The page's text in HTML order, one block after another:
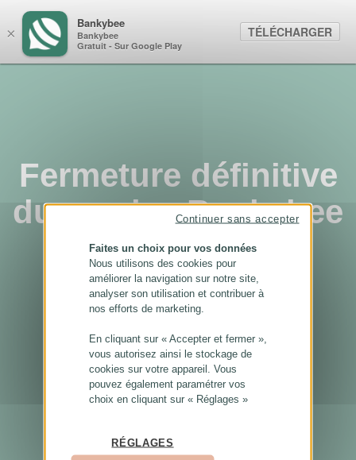
Fermeture définitive
du service Bankybee
...
×
Bankybee
Bankybee
Gratuit - Sur Google Play
TÉLÉCHARGER
Faites un choix pour vos données
Nous utilisons des cookies pour
améliorer la navigation sur notre site,
analyser son utilisation et contribuer à
nos efforts de marketing.
En cliquant sur « Accepter et fermer »,
vous autorisez ainsi le stockage de
cookies sur votre appareil. Vous
pouvez également paramétrer vos
choix en cliquant sur « Réglages »
RÉGLAGES
Continuer sans accepter